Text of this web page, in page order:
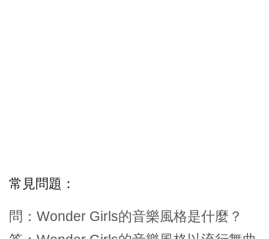
常見問題：
問：Wonder Girls的音樂風格是什麼？